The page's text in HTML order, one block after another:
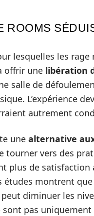
ROOMS
lesquelles les
offrir une libération
salle de
L’expérience
autrement
une alternative
tourner vers des
plus de satisfaction
montrent
diminuer les
pas